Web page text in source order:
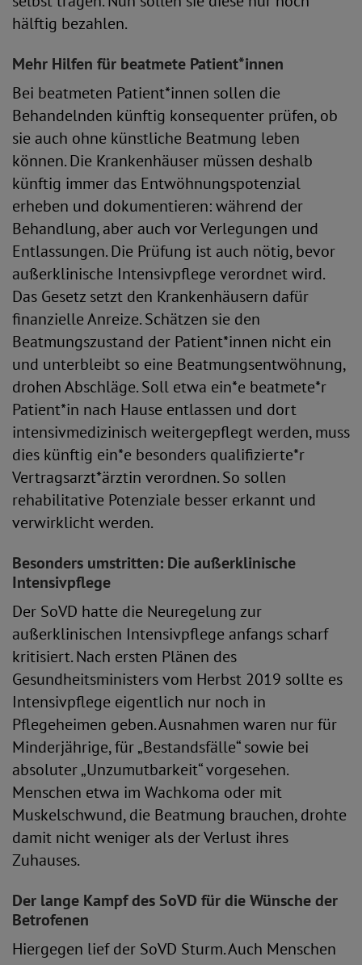
hälftig bezahlen.
Mehr Hilfen für beatmete Patient*innen
Bei beatmeten Patient*innen sollen die
Behandelnden künftig konsequenter prüfen, ob
sie auch ohne künstliche Beatmung leben
können. Die Krankenhäuser müssen deshalb
künftig immer das Entwöhnungspotenzial
erheben und dokumentieren: während der
Behandlung, aber auch vor Verlegungen und
Entlassungen. Die Prüfung ist auch nötig, bevor
außerklinische Intensivpflege verordnet wird.
Das Gesetz setzt den Krankenhäusern dafür
finanzielle Anreize. Schätzen sie den
Beatmungszustand der Patient*innen nicht ein
und unterbleibt so eine Beatmungsentwöhnung,
drohen Abschläge. Soll etwa ein*e beatmete*r
Patient*in nach Hause entlassen und dort
intensivmedizinisch weitergepflegt werden, muss
dies künftig ein*e besonders qualifizierte*r
Vertragsarzt*ärztin verordnen. So sollen
rehabilitative Potenziale besser erkannt und
verwirklicht werden.
Besonders umstritten: Die außerklinische
Intensivpflege
Der SoVD hatte die Neuregelung zur
außerklinischen Intensivpflege anfangs scharf
kritisiert. Nach ersten Plänen des
Gesundheitsministers vom Herbst 2019 sollte es
Intensivpflege eigentlich nur noch in
Pflegeheimen geben. Ausnahmen waren nur für
Minderjährige, für „Bestandsfälle“ sowie bei
absoluter „Unzumutbarkeit“ vorgesehen.
Menschen etwa im Wachkoma oder mit
Muskelschwund, die Beatmung brauchen, drohte
damit nicht weniger als der Verlust ihres
Zuhauses.
Der lange Kampf des SoVD für die Wünsche der
Betrofenen
Hiergegen lief der SoVD Sturm. Auch Menschen